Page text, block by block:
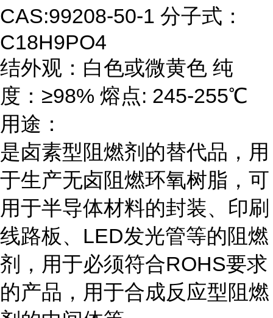
CAS:99208-50-1 分子式：
C18H9PO4
结外观：白色或微黄色 纯
度：≥98% 熔点: 245-255℃
用途：
是卤素型阻燃剂的替代品，用
于生产无卤阻燃环氧树脂，可
用于半导体材料的封装、印刷
线路板、LED发光管等的阻燃
剂，用于必须符合ROHS要求
的产品，用于合成反应型阻燃